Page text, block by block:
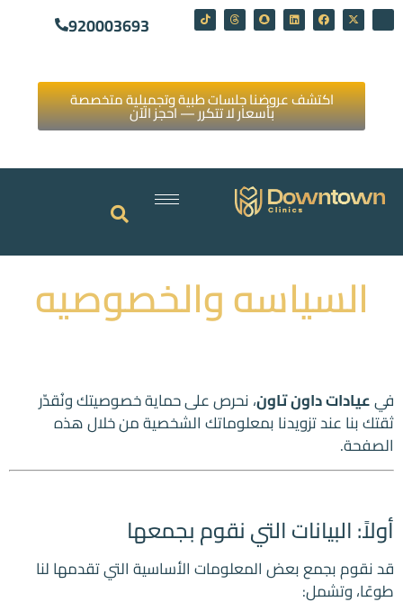
920003693
اكتشف عروضنا جلسات طبية وتجميلية متخصصة
بأسعار لا تتكرر — احجز الآن
السياسه والخصوصيه
فيعيادات داون تاون، نحرص على حماية خصوصيتك ونُقدّر
ثقتك بنا عند تزويدنا بمعلوماتك الشخصية من خلال هذه
الصفحة.
أولاً: البيانات التي نقوم بجمعها
قد نقوم بجمع بعض المعلومات الأساسية التي تقدمها لنا
طوعًا، وتشمل: